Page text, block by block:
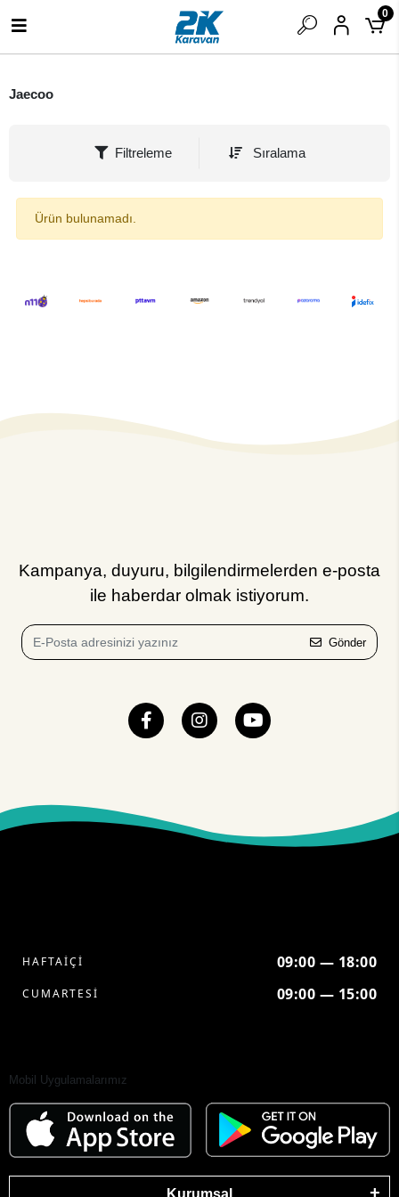
0
Jaecoo
Filtreleme Sıralama
Ürün bulunamadı.
Kampanya, duyuru, bilgilendirmelerden e-posta
ile haberdar olmak istiyorum.
Gönder
HAFTAİÇİ 09:00 — 18:00
CUMARTESİ 09:00 — 15:00
Mobil Uygulamalarımız
Kurumsal